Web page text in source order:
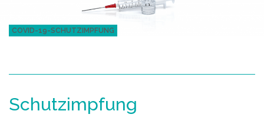
COVID-19-SCHUTZIMPFUNG
Schutzimpfung